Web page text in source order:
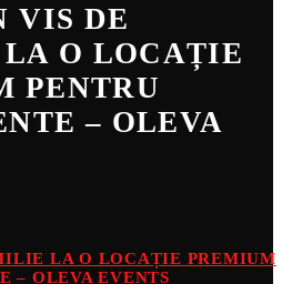
VIS DE
O LOCAȚIE
PENTRU
– OLEVA
LA O LOCAȚIE PREMIUM
– OLEVA EVENTS